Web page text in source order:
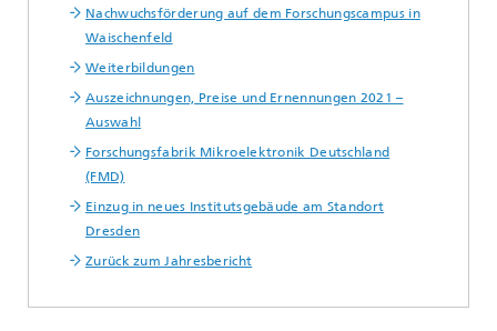
Nachwuchsförderung auf dem Forschungscampus in
Waischenfeld
Weiterbildungen
Auszeichnungen, Preise und Ernennungen 2021 –
Auswahl
Forschungsfabrik Mikroelektronik Deutschland
(FMD)
Einzug in neues Institutsgebäude am Standort
Dresden
Zurück zum Jahresbericht